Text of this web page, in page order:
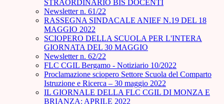
STRAORDINARIO BIS DOCENTI
Newsletter n. 61/22
RASSEGNA SINDACALE ANIEF N.19 DEL 18
MAGGIO 2022
SCIOPERO DELLA SCUOLA PER L'INTERA
GIORNATA DEL 30 MAGGIO
Newsletter n. 62/22
FLC CGIL Bergamo - Notiziario 10/2022
Proclamazione sciopero Settore Scuola del Comparto
Istruzione e Ricerca – 30 maggio 2022
IL GIORNALE DELLA FLC CGIL DI MONZA E
BRIANZA: APRILE 2022